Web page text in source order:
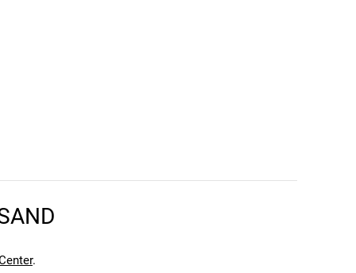
kann. Einen Fehler gefunden?
.